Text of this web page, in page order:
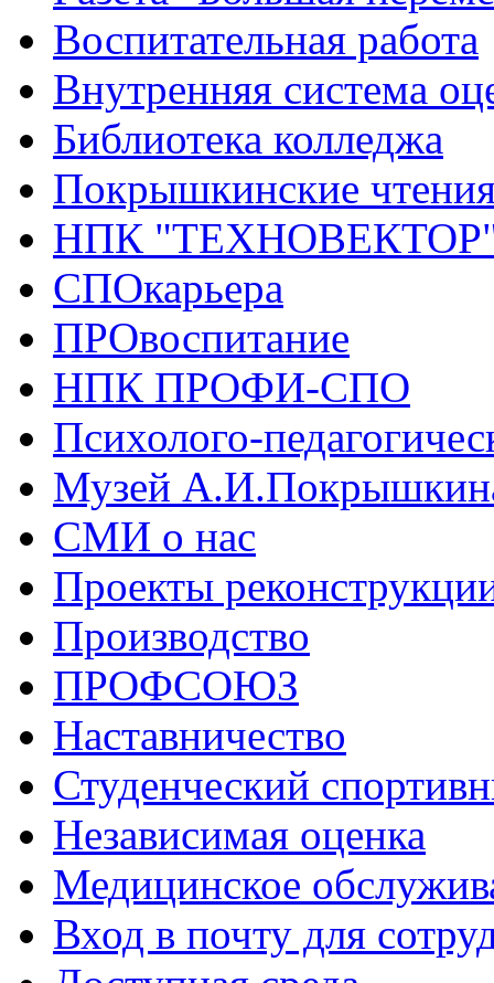
Воспитательная работа
Внутренняя система
Библиотека колледжа
Покрышкинские
НПК
СПОкарьера
ПРОвоспитание
НПК ПРОФИ-СПО
Психолого-
Музей
СМИ о нас
Проекты
Производство
ПРОФСОЮЗ
Наставничество
Студенческий
Независимая оценка
Медицинское
Вход в почту для